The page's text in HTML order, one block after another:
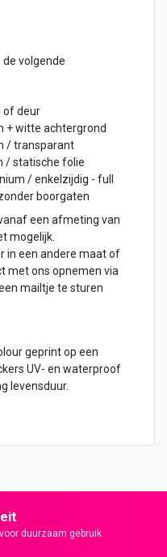
de volgende
ofdeur
+ witte achtergrond
/ transparant
/ statische folie
/ enkelzijdig - full
boorgaten
een afmeting van
mogelijk.
in een andere maat of
met ons opnemen via
mailtje te sturen
geprint op een
UV- en waterproof
levensduur.
duurzaam gebruik